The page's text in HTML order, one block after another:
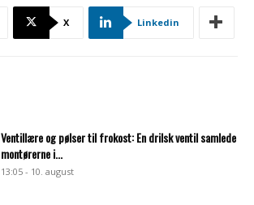
X Linkedin
Ventillære og pølser til frokost: En drilsk ventil samlede
montørerne i...
13:05 - 10. august